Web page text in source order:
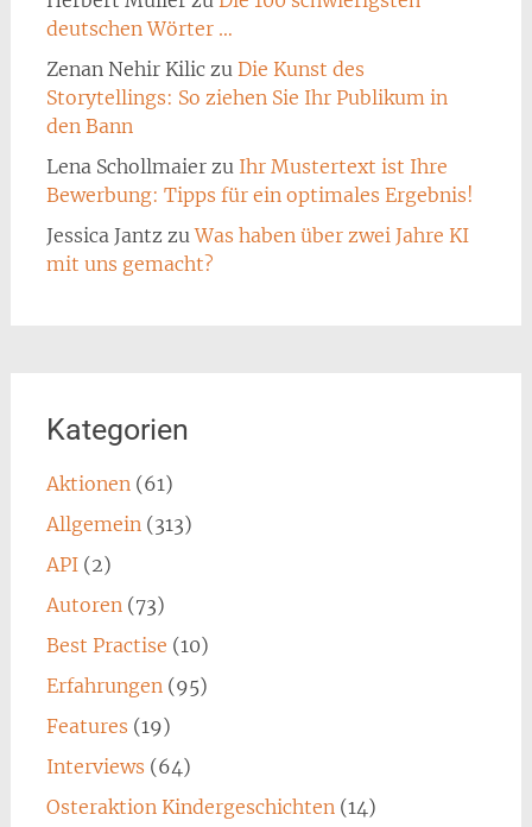
deutschen Wörter …
Zenan Nehir Kiliczu Die Kunst des
Storytellings: So ziehen Sie Ihr Publikum in
den Bann
Lena Schollmaierzu Ihr Mustertext ist Ihre
Bewerbung: Tipps für ein optimales Ergebnis!
Jessica Jantz zuWas haben über zwei Jahre KI
mit uns gemacht?
Kategorien
Aktionen (61)
Allgemein (313)
API(2)
Autoren (73)
Best Practise (10)
Erfahrungen (95)
Features (19)
Interviews (64)
Osteraktion Kindergeschichten (14)